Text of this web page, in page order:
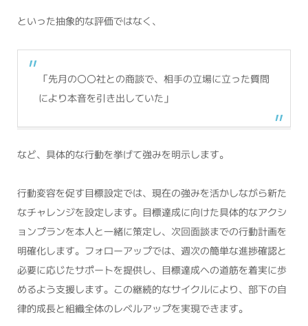
といった抽象的な評価ではなく、
「先月の〇〇社との商談で、相手の立場に立った質問
により本音を引き出していた」
など、具体的な行動を挙げて強みを明示します。
行動変容を促す目標設定では、現在の強みを活かしながら新た
なチャレンジを設定します。目標達成に向けた具体的なアクシ
ョンプランを本人と一緒に策定し、次回面談までの行動計画を
明確化します。フォローアップでは、週次の簡単な進捗確認と
必要に応じたサポートを提供し、目標達成への道筋を着実に歩
めるよう支援します。この継続的なサイクルにより、部下の自
律的成長と組織全体のレベルアップを実現できます。